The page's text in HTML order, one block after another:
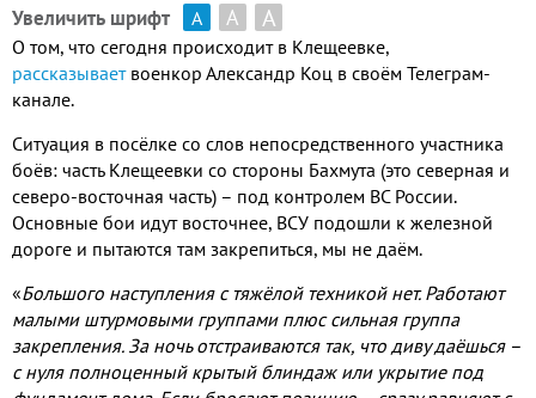
Увеличить шрифт А А А
О том, что сегодня происходит в Клещеевке,
рассказываетвоенкор Александр Коц в своём Телеграм-
канале.
Ситуация в посёлке со слов непосредственного участника
боёв: часть Клещеевки со стороны Бахмута (это северная и
северо-восточная часть) – под контролем ВС России.
Основные бои идут восточнее, ВСУ подошли к железной
дороге и пытаются там закрепиться, мы не даём.
«Большого наступления с тяжёлой техникой нет. Работают
малыми штурмовыми группами плюс сильная группа
закрепления. За ночь отстраиваются так, что диву даёшься –
с нуля полноценный крытый блиндаж или укрытие под